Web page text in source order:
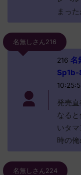
まっ
名無しさん216
216 名
Sp1b-
発売
なる
いタ
時の
名無しさん224